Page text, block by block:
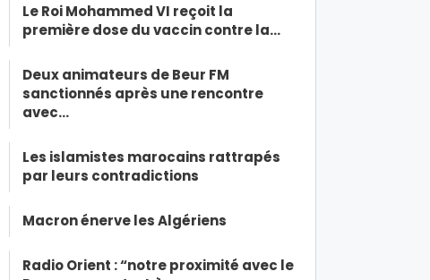
Le Roi Mohammed VI reçoit la
première dose du vaccin contre la…
Deux animateurs de Beur FM
sanctionnés après une rencontre
avec…
Les islamistes marocains rattrapés
par leurs contradictions
Macron énerve les Algériens
Radio Orient : “notre proximité avec le